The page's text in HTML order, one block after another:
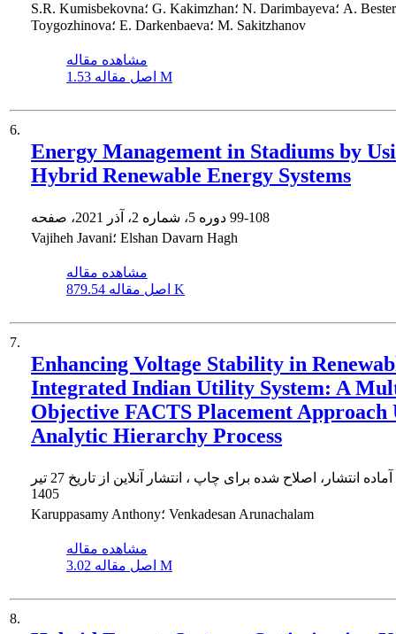
S.R. Kumisbekovna؛ G. Kakimzhan؛ N. Darimbayeva؛ A. Besterekova؛ Z.
Toygozhinova؛ E. Darkenbaeva؛ M. Sakitzhanov
مشاهده مقاله
اصل مقاله 1.53 M
6.
Energy Management in Stadiums by
Hybrid Renewable Energy Systems
99-108
Vajiheh Javani؛ Elshan Davarn Hagh
مشاهده مقاله
اصل مقاله 879.54 K
7.
Enhancing Voltage Stability in
Integrated Indian Utility System: A
Objective FACTS Placement Approach
Analytic Hierarchy Process
انتشار، اصلاح شده برای چاپ ، انتشار آنلاین از تاریخ
27 تیر
1405
Karuppasamy Anthony؛ Venkadesan Arunachalam
مشاهده مقاله
اصل مقاله 3.02 M
8.